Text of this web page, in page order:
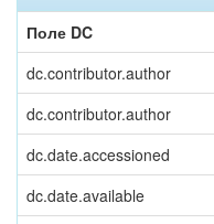
Поле DC
dc.contributor.author
dc.contributor.author
dc.date.accessioned
dc.date.available